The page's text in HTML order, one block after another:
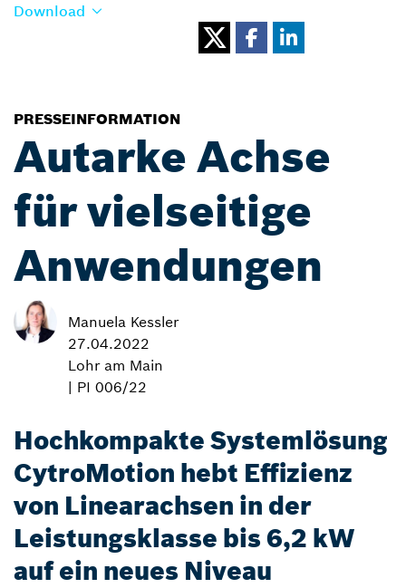
Download
PRESSEINFORMATION
Autarke Achse
für vielseitige
Anwendungen
Manuela Kessler
27.04.2022
Lohr am Main
| PI 006/22
Hochkompakte Systemlösung
CytroMotion hebt Effizienz
von Linearachsen in der
Leistungsklasse bis 6,2 kW
auf ein neues Niveau